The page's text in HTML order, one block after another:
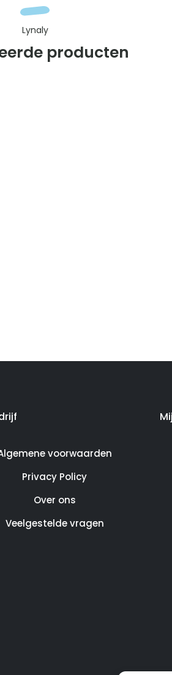
producten
Lynaly
voorwaarden
Privacy Policy
Over ons
Veelgestelde vragen